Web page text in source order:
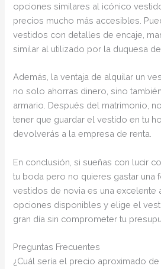
opciones similares al icónico
precios mucho más accesibles.
vestidos con detalles de encaje,
similar al utilizado por la duquesa de
Además, la ventaja de alquilar un
no solo ahorras dinero, sino
armario. Después del matrimonio,
tener que guardar el vestido en tu
devolverás a la empresa de renta.
En conclusión, si sueñas con lucir
tu boda pero no quieres gastar una
vestidos de novia es una excelente
opciones disponibles y elige el
gran día sin comprometer tu
Preguntas Frecuentes
¿Cuál sería el precio aproximado